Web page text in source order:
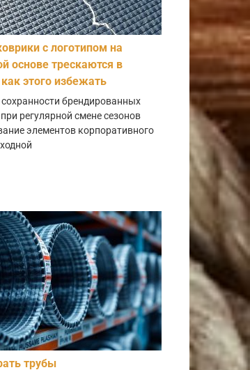
с логотипом на
основе трескаются в
этого избежать
брендированных
регулярной смене сезонов
элементов корпоративного
трубы